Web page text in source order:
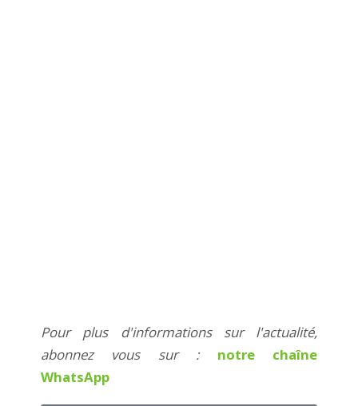
Pour plus d'informations sur l'actualité,
abonnez vous sur : notre chaîne
WhatsApp